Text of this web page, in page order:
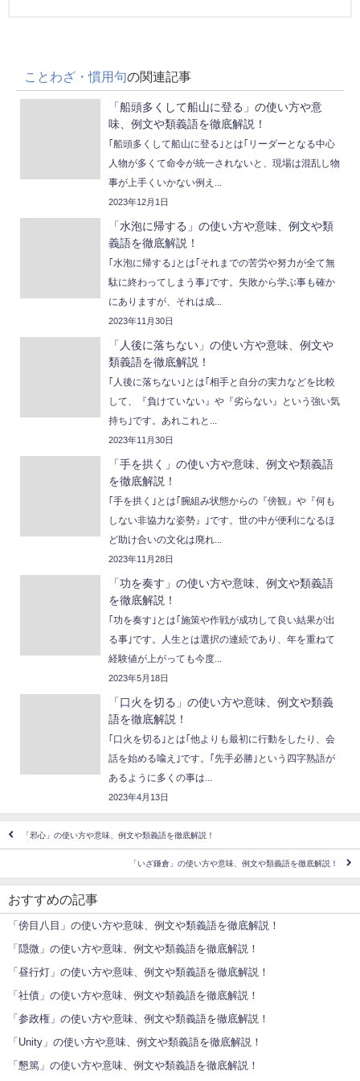
ことわざ・慣用句の関連記事
「船頭多くして船山に登る」の使い方や意
味、例文や類義語を徹底解説！
｢船頭多くして船山に登る｣とは｢リーダーとなる中心
人物が多くて命令が統一されないと、現場は混乱し物
事が上手くいかない例え...
2023年12月1日
「水泡に帰する」の使い方や意味、例文や類
義語を徹底解説！
｢水泡に帰する｣とは｢それまでの苦労や努力が全て無
駄に終わってしまう事｣です。失敗から学ぶ事も確か
にありますが、それは成...
2023年11月30日
「人後に落ちない」の使い方や意味、例文や
類義語を徹底解説！
｢人後に落ちない｣とは｢相手と自分の実力などを比較
して、『負けていない』や『劣らない』という強い気
持ち｣です。あれこれと...
2023年11月30日
「手を拱く」の使い方や意味、例文や類義語
を徹底解説！
｢手を拱く｣とは｢腕組み状態からの『傍観』や『何も
しない非協力な姿勢』｣です。世の中が便利になるほ
ど助け合いの文化は廃れ...
2023年11月28日
「功を奏す」の使い方や意味、例文や類義語
を徹底解説！
｢功を奏す｣とは｢施策や作戦が成功して良い結果が出
る事｣です。人生とは選択の連続であり、年を重ねて
経験値が上がっても今度...
2023年5月18日
「口火を切る」の使い方や意味、例文や類義
語を徹底解説！
｢口火を切る｣とは｢他よりも最初に行動をしたり、会
話を始める喩え｣です。｢先手必勝｣という四字熟語が
あるように多くの事は...
2023年4月13日
「邪心」の使い方や意味、例文や類義語を徹底解説！
「いざ鎌倉」の使い方や意味、例文や類義語を徹底解説！
おすすめの記事
「傍目八目」の使い方や意味、例文や類義語を徹底解説！
「隠微」の使い方や意味、例文や類義語を徹底解説！
「昼行灯」の使い方や意味、例文や類義語を徹底解説！
「社債」の使い方や意味、例文や類義語を徹底解説！
「参政権」の使い方や意味、例文や類義語を徹底解説！
「Unity」の使い方や意味、例文や類義語を徹底解説！
「懇篤」の使い方や意味、例文や類義語を徹底解説！